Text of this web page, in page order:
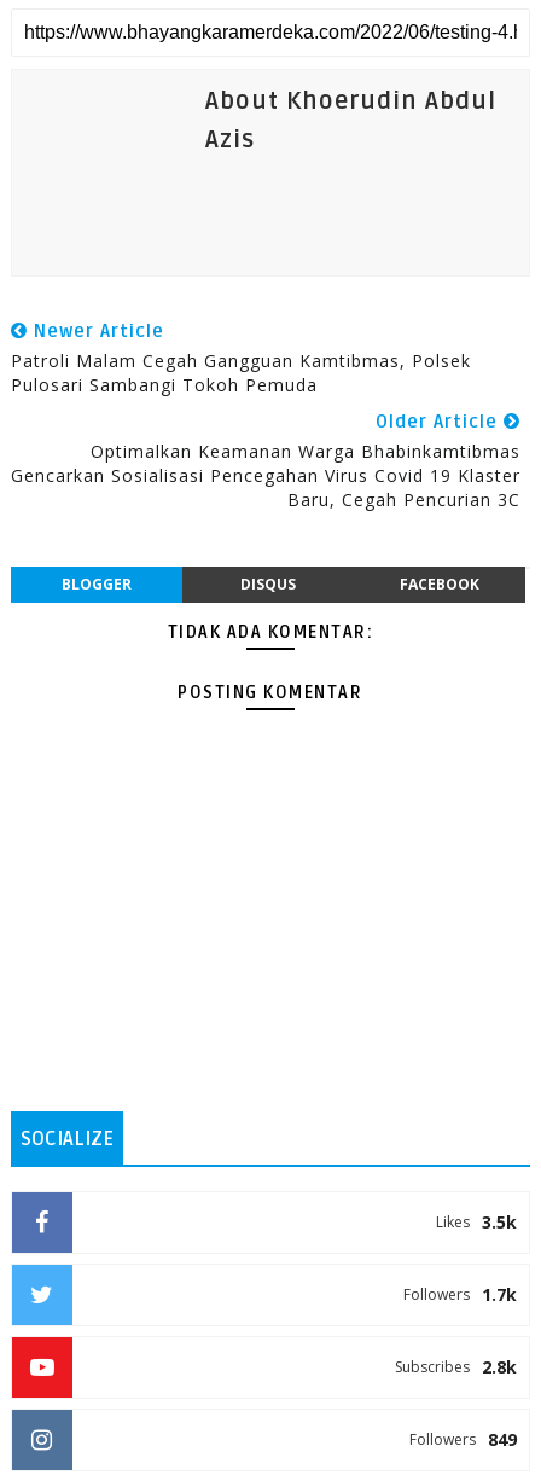
About Khoerudin Abdul
Azis
Newer Article
Patroli Malam Cegah Gangguan Kamtibmas, Polsek
Pulosari Sambangi Tokoh Pemuda
Older Article
Optimalkan Keamanan Warga Bhabinkamtibmas
Gencarkan Sosialisasi Pencegahan Virus Covid 19 Klaster
Baru, Cegah Pencurian 3C
BLOGGER DISQUS FACEBOOK
TIDAK ADA KOMENTAR:
POSTING KOMENTAR
SOCIALIZE
3.5k
Likes
1.7k
Followers
2.8k
Subscribes
849
Followers